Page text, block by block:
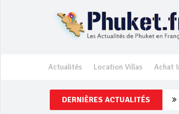
Actualités Location Villas Achat
DERNIÈRES ACTUALITÉS